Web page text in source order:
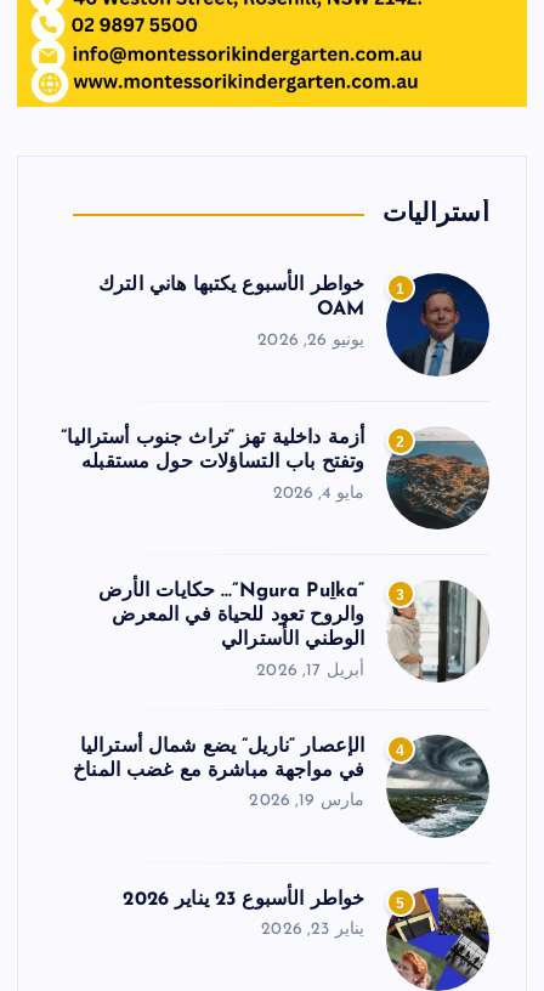
أستراليات
1
خواطر الأسبوع يكتبها هاني الترك
OAM
يونيو 26, 2026
2
أزمة داخلية تهز “تراث جنوب أستراليا”
وتفتح باب التساؤلات حول مستقبله
مايو 4, 2026
3
“Ngura Puḻka”… حكايات الأرض
والروح تعود للحياة في المعرض
الوطني الأسترالي
أبريل 17, 2026
4
الإعصار “ناريل” يضع شمال أستراليا
في مواجهة مباشرة مع غضب المناخ
مارس 19, 2026
5 خواطر الأسبوع 23 يناير 2026
يناير 23, 2026